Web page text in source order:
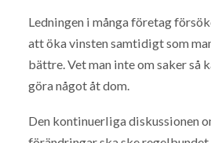
Ledningen i många företag
att öka vinsten samtidigt som
bättre. Vet man inte om saker så
göra något åt dom.
Den kontinuerliga diskussionen